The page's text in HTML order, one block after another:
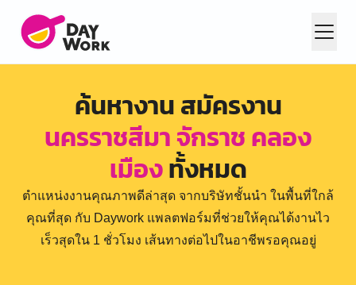
ค้นหางาน สมัครงาน
นครราชสีมา จักราช คลอง
เมืองทั้งหมด
ตำแหน่งงานคุณภาพดีล่าสุด จากบริษัทชั้นนำ ในพื้นที่ใกล้
คุณที่สุด กับ Daywork แพลตฟอร์มที่ช่วยให้คุณได้งานไว
เร็วสุดใน 1 ชั่วโมง เส้นทางต่อไปในอาชีพรอคุณอยู่